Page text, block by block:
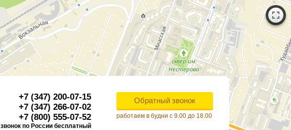
+7 (347) 200-07-15
+7 (347) 266-07-02
+7 (800) 555-07-52
звонок по России бесплатный
Обратный звонок
работаем в будни с 9.00 до 18.00